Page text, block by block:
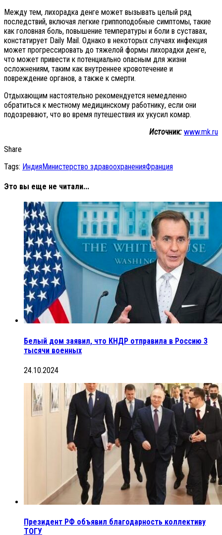
Между тем, лихорадка денге может вызывать целый ряд
последствий, включая легкие гриппоподобные симптомы, такие
как головная боль, повышение температуры и боли в суставах,
констатирует Daily Mail. Однако в некоторых случаях инфекция
может прогрессировать до тяжелой формы лихорадки денге,
что может привести к потенциально опасным для жизни
осложнениям, таким как внутреннее кровотечение и
повреждение органов, а также к смерти.
Отдыхающим настоятельно рекомендуется немедленно
обратиться к местному медицинскому работнику, если они
подозревают, что во время путешествия их укусил комар.
Источник: www.mk.ru
Share
Tags: ИндияМинистерство здравоохраненияФранция
Это вы еще не читали...
Белый дом заявил, что КНДР отправила в Россию 3
тысячи военных
24.10.2024
Президент РФ объявил благодарность коллективу
ТОГУ